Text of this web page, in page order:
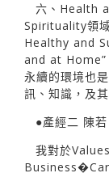
六、Health
Spirituality領
Healthy and
and at Home”
永續的環境也
訊、知識，及
●產經二 陳若
我對於